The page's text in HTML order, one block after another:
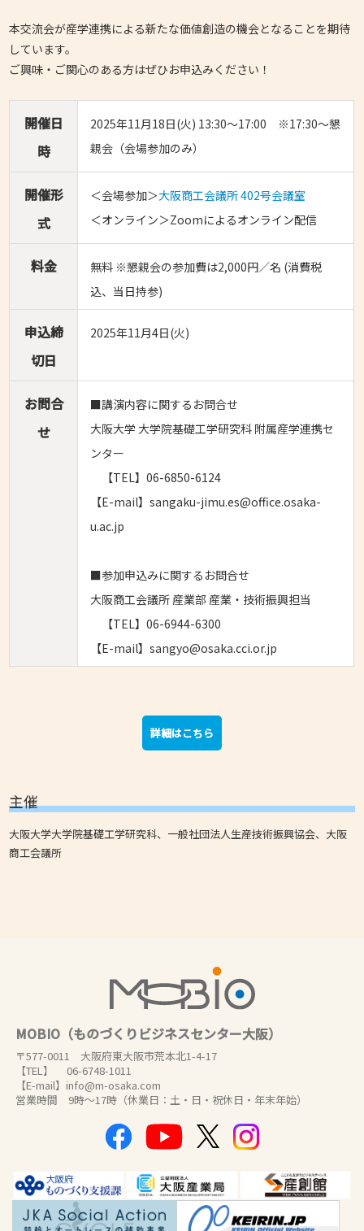
本交流会が産学連携による新たな価値創造の機会となることを期待
しています。
ご興味・ご関心のある方はぜひお申込みください！
開催日
時
2025年11月18日(火) 13:30～17:00 ※17:30～懇
親会（会場参加のみ）
開催形
式
＜会場参加＞大阪商工会議所 402号会議室
＜オンライン＞Zoomによるオンライン配信
料金
無料 ※懇親会の参加費は2,000円／名 (消費税
込、当日持参)
申込締
切日
2025年11月4日(火)
お問合
せ
■講演内容に関するお問合せ
大阪大学 大学院基礎工学研究科 附属産学連携セ
ンター
【TEL】06-6850-6124
【E-mail】sangaku-jimu.es@office.osaka-
u.ac.jp
■参加申込みに関するお問合せ
大阪商工会議所 産業部 産業・技術振興担当
【TEL】06-6944-6300
【E-mail】sangyo@osaka.cci.or.jp
詳細はこちら
主催
大阪大学大学院基礎工学研究科、一般社団法人生産技術振興協会、大阪
商工会議所
MOBIO（ものづくりビジネスセンター大阪）
〒577-0011 大阪府東大阪市荒本北1-4-17
【TEL】 06-6748-1011
【E-mail】info@m-osaka.com
営業時間 9時～17時（休業日：土・日・祝休日・年末年始）